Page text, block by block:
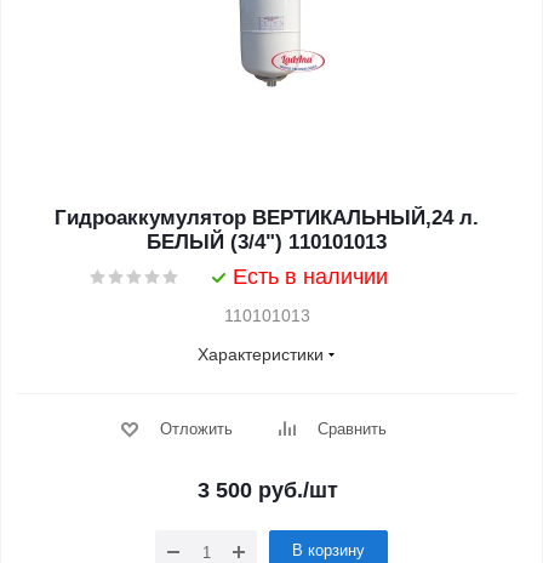
Гидроаккумулятор ВЕРТИКАЛЬНЫЙ,24 л.
БЕЛЫЙ (3/4") 110101013
Есть в наличии
110101013
Характеристики
Отложить Сравнить
3 500руб./шт
В корзину